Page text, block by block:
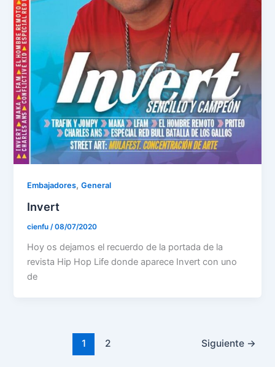
Embajadores,General
Invert
cienfu/08/07/2020
Hoy os dejamos el recuerdo de la portada de la
revista Hip Hop Life donde aparece Invert con uno
de
1 2 Siguiente →